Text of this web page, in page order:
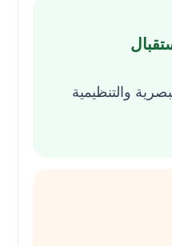
والتنظيمية